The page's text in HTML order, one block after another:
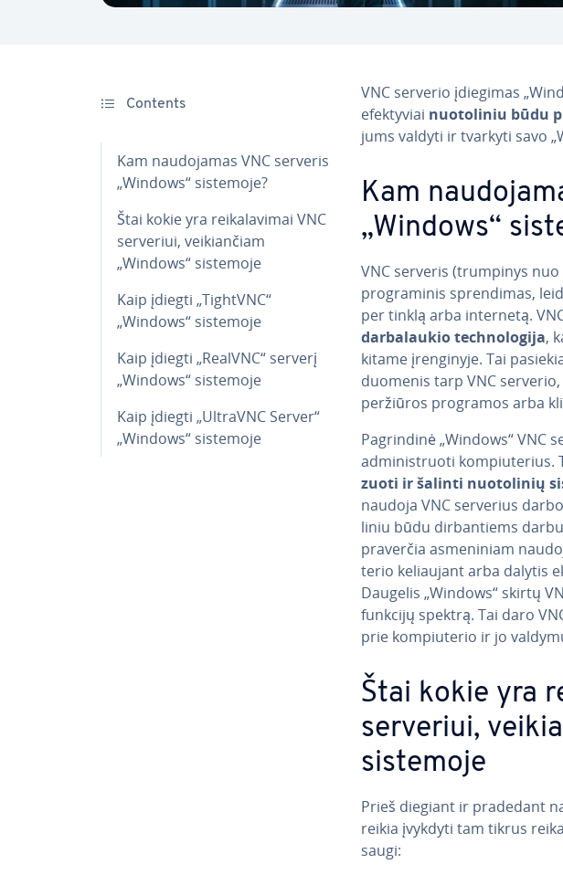
Contents
Kam nau­do­ja­mas VNC serveris
„Windows“ sistemoje?
Štai kokie yra rei­ka­la­vi­mai VNC
serveriui, vei­kian­čiam
„Windows“ sistemoje
Kaip įdiegti „TightVNC“
„Windows“ sistemoje
Kaip įdiegti „RealVNC“ serverį
„Windows“ sistemoje
Kaip įdiegti „UltraVNC Server“
„Windows“ sistemoje
VNC serverio įdiegimas
efek­ty­viai nuo­to­li­niu būdu
jums valdyti ir tvarkyti savo
Kam
„Windows“
VNC serveris (trumpinys
prog­ra­mi­nis spren­di­mas,
per tinklą arba internetą.
dar­ba­lau­kio tech­no­lo­gi­ja,
kitame įren­gi­ny­je. Tai
duomenis tarp VNC
peržiūros programos arba
Pag­rin­di­nė „Windows“
ad­mi­nist­ruo­ti kom­piu­te­rius.
zuo­ti ir šalinti nuo­to­li­nių
naudoja VNC serverius
li­niu būdu dir­ban­tiems
praverčia as­me­ni­niam
te­rio ke­liau­jant arba dalytis
Daugelis „Windows“ skirtų
funkcijų spektrą. Tai daro
prie kom­piu­te­rio ir jo
Štai kokie yra
serveriui,
sistemoje
Prieš diegiant ir pradedant
reikia įvykdyti tam tikrus
saugi: